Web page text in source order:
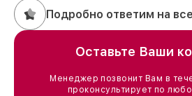
Подробно ответим на
Оставьте Ваши
Менеджер позвонит Вам в
проконсультирует по